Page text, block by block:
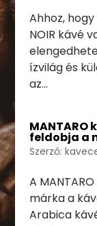
Ahhoz,
NOIR kávé
ízvilág és
az...
MANTARO
feldobja a
Szerző:
A
márka a
Arabica